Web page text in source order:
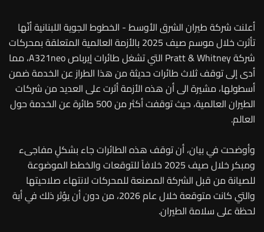
أعلنت شركة طيران الشرق الأوسط - الخطوط الجوية اللبنانية أنّها
تأثرت خلال موسم صيف 2025 بالأزمة العالمية المتعلقة بمحركات
شركة Pratt & Whitney التي تشغل طائرات إيرباص A321neo، مما
أدى إلى توقف ثلاث طائرات حديثة من هذا الطراز عن الخدمة ضمن
أسطولها، مشيرة الى أن هذه الأزمة أثرت على العديد من شركات
الطيران العالمية، حيث توقفت أكثر من 500 طائرة عن الخدمة حول
العالم.
وأوضحت في بيان، أن توقف هذه الطائرات جاء بشكلٍ مفاجىء
ومبكر خلال صيف 2025 خلافاً للتوقعات والخطط الموضوعة
للصيانة من قبل الشركة المصنعة للمحركات لانتهاء صلاحيتها
والتي كانت متوقعة خلال عام 2026، من دون أن يؤثر ذلك في أية
لحظة على سلامة الطيران.